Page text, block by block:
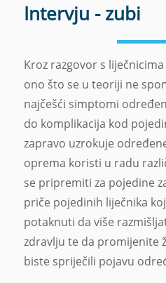
Nemate račun?
Intervju - zubi
Kroz razgovor s
ono što se u teoriji ne
najčešći simptomi
do komplikacija kod
zapravo uzrokuje
oprema koristi u radu
se pripremiti za pojedine
priče pojedinih liječnika
potaknuti da više
zdravlju te da promijenite
biste spriječili pojavu